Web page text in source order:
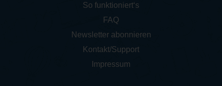
So funktioniert‘s
FAQ
Newsletter abonnieren
Kontakt/Support
Impressum